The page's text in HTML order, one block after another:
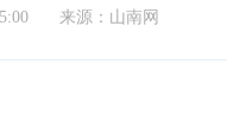
来源：山南网